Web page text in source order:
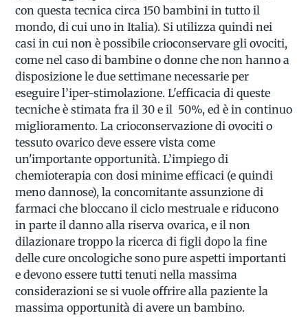
con questa tecnica circa 150 bambini in tutto il
mondo, di cui uno in Italia). Si utilizza quindi nei
casi in cui non è possibile crioconservare gli ovociti,
come nel caso di bambine o donne che non hanno a
disposizione le due settimane necessarie per
eseguire l’iper-stimolazione. L'efficacia di queste
tecniche è stimata fra il 30 e il 50%, ed è in continuo
miglioramento. La crioconservazione di ovociti o
tessuto ovarico deve essere vista come
un'importante opportunità. L’impiego di
chemioterapia con dosi minime efficaci (e quindi
meno dannose), la concomitante assunzione di
farmaci che bloccano il ciclo mestruale e riducono
in parte il danno alla riserva ovarica, e il non
dilazionare troppo la ricerca di figli dopo la fine
delle cure oncologiche sono pure aspetti importanti
e devono essere tutti tenuti nella massima
considerazioni se si vuole offrire alla paziente la
massima opportunità di avere un bambino.